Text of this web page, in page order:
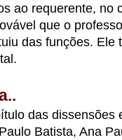
ao requerente, no
que o
das funções. Ele
das dissensões
Batista, Ana